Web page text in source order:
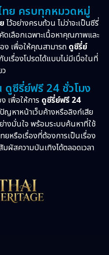
ย ครบทุกหมวดหมู่
ไว้อย่างครบถ้วน ไม่ว่าจะเป็นซีรี่
เลือกเฉพาะเนื้อหาคุณภาพและ
ง เพื่อให้คุณสามารถ ดูซีรี่ย์
เรื่องโปรดได้แบบไม่มีเบื่อในที่
ว
ดูซีรี่ย์ฟรี 24 ชั่วโมง
เพื่อให้การ ดูซีรี่ย์ฟรี 24
หาหน้าเว็บค้างหรือลิงก์เสีย
างมั่นใจ พร้อมระบบค้นหาที่ใช้
ยหรือเรื่องที่ต้องการเป็นเรื่อง
สความบันเทิงได้ตลอดเวลา